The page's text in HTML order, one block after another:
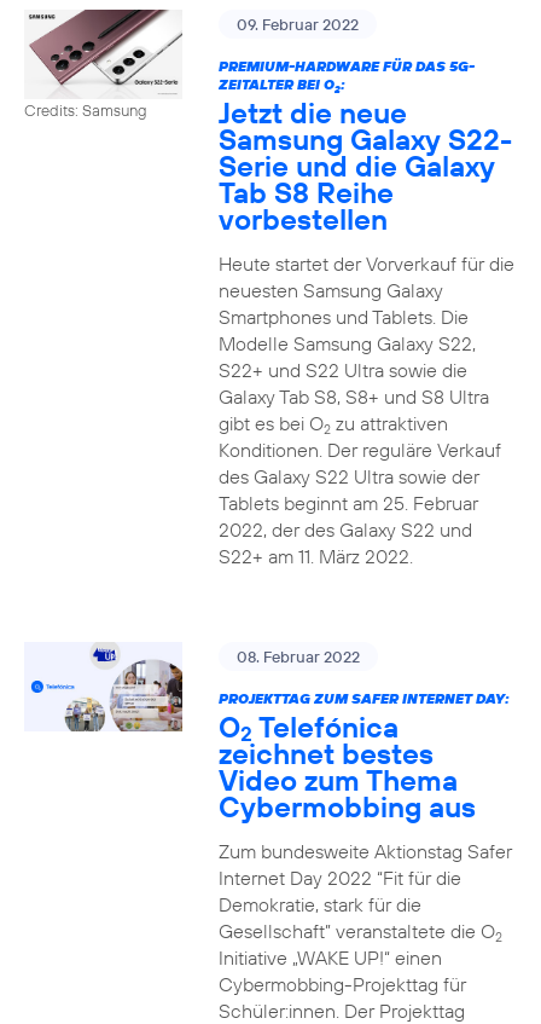
Credits: Samsung
09. Februar 2022
PREMIUM-HARDWARE FÜR DAS 5G-
ZEITALTER BEI O2:
Jetzt die neue
Samsung Galaxy S22-
Serie und die Galaxy
Tab S8 Reihe
vorbestellen
Heute startet der Vorverkauf für die
neuesten Samsung Galaxy
Smartphones und Tablets. Die
Modelle Samsung Galaxy S22,
S22+ und S22 Ultra sowie die
Galaxy Tab S8, S8+ und S8 Ultra
gibt es bei O2zu attraktiven
Konditionen. Der reguläre Verkauf
des Galaxy S22 Ultra sowie der
Tablets beginnt am 25. Februar
2022, der des Galaxy S22 und
S22+ am 11. März 2022.
08. Februar 2022
PROJEKTTAG ZUM SAFER INTERNET DAY:
O2 Telefónica
zeichnet bestes
Video zum Thema
Cybermobbing aus
Zum bundesweite Aktionstag Safer
Internet Day 2022 “Fit für die
Demokratie, stark für die
Gesellschaft” veranstaltete die O2
Initiative „WAKE UP!“ einen
Cybermobbing-Projekttag für
Schüler:innen. Der Projekttag